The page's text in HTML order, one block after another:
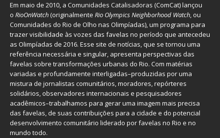
Em maio de 2010, a Comunidades Catalisadoras (ComCat) lançou
o RioOnWatch(originalmente Rio Olympics Neighborhood Watch, ou
Comunidades do Rio de Olho nas Olimpíadas), um programa para
trazer visibilidade às vozes das favelas no período que antecedeu
as Olimpíadas de 2016. Esse site de notícias, que se tornou uma
referência necessária e singular, apresenta perspectivas das
favelas sobre transformações urbanas do Rio. Com matérias
variadas e profundamente interligadas–produzidas por uma
mistura de jornalistas comunitários, moradores, repórteres
solidários, observadores internacionais e pesquisadores
acadêmicos–trabalhamos para gerar uma imagem mais precisa
das favelas, de suas contribuições para a cidade e do potencial
desenvolvimento comunitário liderado por favelas no Rio e no
mundo todo.